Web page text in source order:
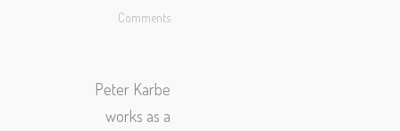
Comments
Peter Karbe
works as a